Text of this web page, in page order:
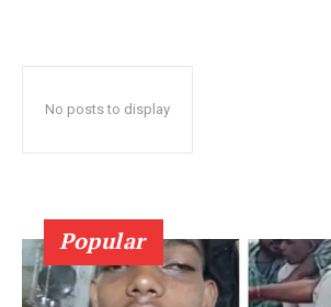
No posts to display
Popular